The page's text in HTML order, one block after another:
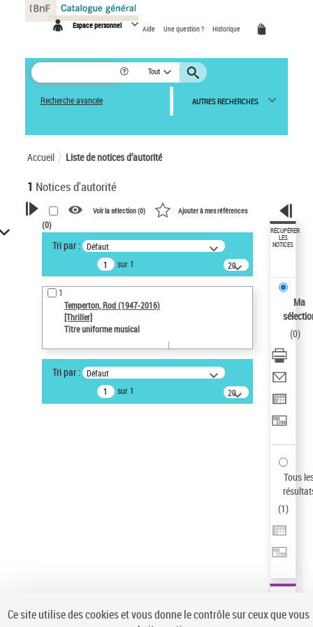
Espace personnel Aide Une question ? Historique
Tout
Recherche avancée AUTRES RECHERCHES
Accueil Liste de notices d’autorité
1 Notices d'autorité
VOTRE RECHERCHE
Recherche avancée dans les
notices d’autorité
Œuvres liées à l'auteur :
Temperton, Rod (1947-2016)
Sauvegarder votre recherche
AFFINER
Type de notice d'autorité
Voir la sélection (0) Ajouter à mes références
(0)
Tri par : Défaut
sur 1
20
résultats/page
1
Temperton, Rod (1947-2016)
[Thriller]
Titre uniforme musical
Tri par : Défaut
sur 1
20
résultats/page
RÉCUPÉRER
LES
NOTICES
Ma
(0)
Tous
(1)
Panneau de gestion des cookies
Ce site utilise des cookies et vous donne le contrôle sur ceux que vous